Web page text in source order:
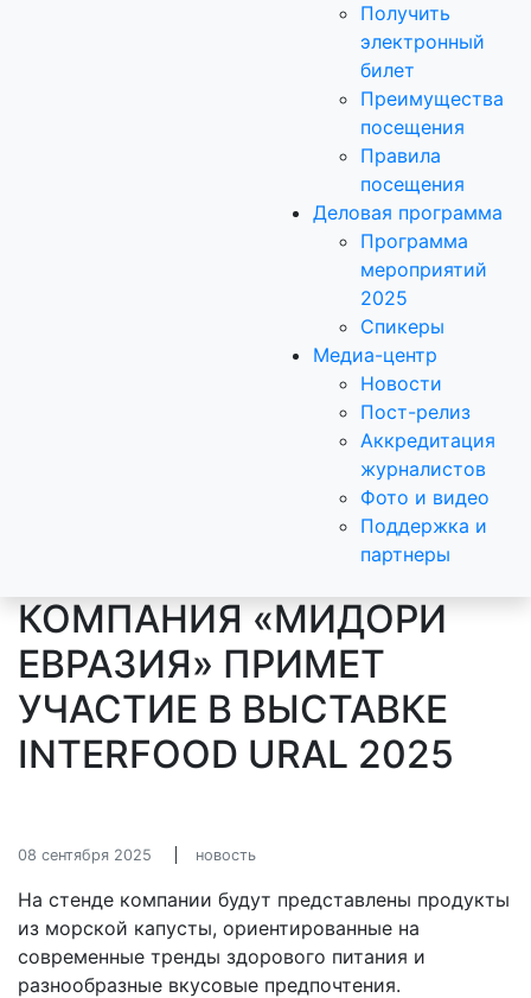
Получить
электронный
билет
Преимущества
посещения
Правила
посещения
Деловая программа
Программа
мероприятий
2025
Спикеры
Медиа-центр
Новости
Пост-релиз
Аккредитация
журналистов
Фото и видео
Поддержка и
партнеры
КОМПАНИЯ «МИДОРИ
ЕВРАЗИЯ» ПРИМЕТ
УЧАСТИЕ В ВЫСТАВКЕ
INTERFOOD URAL 2025
08 сентября 2025 новость
На стенде компании будут представлены продукты
из морской капусты, ориентированные на
современные тренды здорового питания и
разнообразные вкусовые предпочтения.